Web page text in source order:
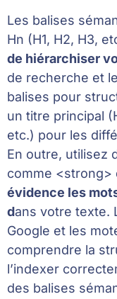
Les balises
Hn (H1, H2, H3,
de hiérarchiser
de recherche et
balises pour
un titre principal
etc.) pour les
En outre, utilisez
comme <strong>
évidence les
dans votre texte.
Google et les
comprendre la
l’indexer
des balises